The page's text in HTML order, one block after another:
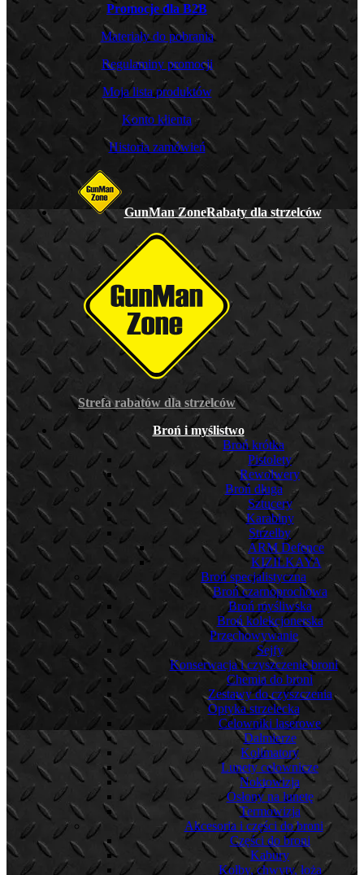
Promocje dla B2B
Materiały do pobrania
Regulaminy promocji
Moja lista produktów
Konto klienta
Historia zamówień
GunMan ZoneRabaty dla strzelców
Strefa rabatów dla strzelców
Broń i myślistwo
Broń krótka
Pistolety
Rewolwery
Broń długa
Sztucery
Karabiny
Strzelby
ARM Defence
KIZILKAYA
Broń specjalistyczna
Broń czarnoprochowa
Broń myśliwska
Broń kolekcjonerska
Przechowywanie
Sejfy
Konserwacja i czyszczenie broni
Chemia do broni
Zestawy do czyszczenia
Optyka strzelecka
Celowniki laserowe
Dalmierze
Kolimatory
Lunety celownicze
Noktowizja
Osłony na lunetę
Termowizja
Akcesoria i części do broni
Części do broni
Kabury
Kolby, chwyty, łoża